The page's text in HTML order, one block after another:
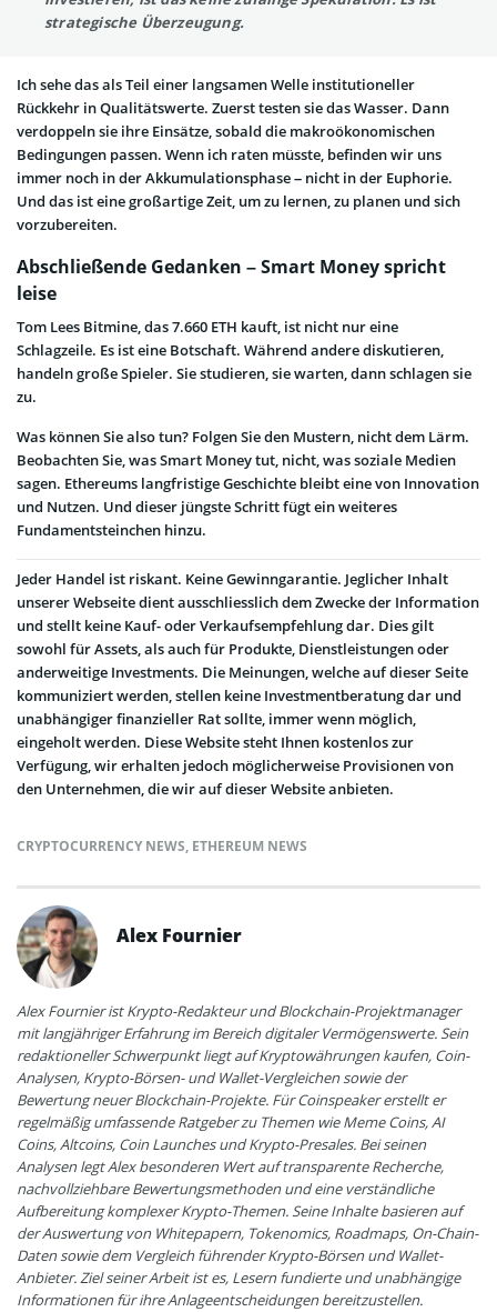
strategische Überzeugung.
Ich sehe das als Teil einer langsamen Welle institutioneller
Rückkehr in Qualitätswerte. Zuerst testen sie das Wasser. Dann
verdoppeln sie ihre Einsätze, sobald die makroökonomischen
Bedingungen passen. Wenn ich raten müsste, befinden wir uns
immer noch in der Akkumulationsphase – nicht in der Euphorie.
Und das ist eine großartige Zeit, um zu lernen, zu planen und sich
vorzubereiten.
Abschließende Gedanken – Smart Money spricht
leise
Tom Lees Bitmine, das 7.660 ETH kauft, ist nicht nur eine
Schlagzeile. Es ist eine Botschaft. Während andere diskutieren,
handeln große Spieler. Sie studieren, sie warten, dann schlagen sie
zu.
Was können Sie also tun? Folgen Sie den Mustern, nicht dem Lärm.
Beobachten Sie, was Smart Money tut, nicht, was soziale Medien
sagen. Ethereums langfristige Geschichte bleibt eine von Innovation
und Nutzen. Und dieser jüngste Schritt fügt ein weiteres
Fundamentsteinchen hinzu.
Jeder Handel ist riskant. Keine Gewinngarantie. Jeglicher Inhalt
unserer Webseite dient ausschliesslich dem Zwecke der Information
und stellt keine Kauf- oder Verkaufsempfehlung dar. Dies gilt
sowohl für Assets, als auch für Produkte, Dienstleistungen oder
anderweitige Investments. Die Meinungen, welche auf dieser Seite
kommuniziert werden, stellen keine Investmentberatung dar und
unabhängiger finanzieller Rat sollte, immer wenn möglich,
eingeholt werden. Diese Website steht Ihnen kostenlos zur
Verfügung, wir erhalten jedoch möglicherweise Provisionen von
den Unternehmen, die wir auf dieser Website anbieten.
CRYPTOCURRENCY NEWS, ETHEREUM NEWS
Alex Fournier
Alex Fournier ist Krypto-Redakteur und Blockchain-Projektmanager
mit langjähriger Erfahrung im Bereich digitaler Vermögenswerte. Sein
redaktioneller Schwerpunkt liegt auf Kryptowährungen kaufen, Coin-
Analysen, Krypto-Börsen- und Wallet-Vergleichen sowie der
Bewertung neuer Blockchain-Projekte. Für Coinspeaker erstellt er
regelmäßig umfassende Ratgeber zu Themen wie Meme Coins, AI
Coins, Altcoins, Coin Launches und Krypto-Presales. Bei seinen
Analysen legt Alex besonderen Wert auf transparente Recherche,
nachvollziehbare Bewertungsmethoden und eine verständliche
Aufbereitung komplexer Krypto-Themen. Seine Inhalte basieren auf
der Auswertung von Whitepapern, Tokenomics, Roadmaps, On-Chain-
Daten sowie dem Vergleich führender Krypto-Börsen und Wallet-
Anbieter. Ziel seiner Arbeit ist es, Lesern fundierte und unabhängige
Informationen für ihre Anlageentscheidungen bereitzustellen.